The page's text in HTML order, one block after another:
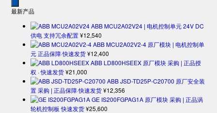
最新产品
ABB MCU2A02V24 | 电机控制单元 24V DC
供电 支持冗余配置¥12,540
ABB MCU2A02V2-4 原厂模块 | 电机控制单
元 正品保障·快速发货¥12,400
ABB LD800HSEEX 原厂模块 采购 | 正品授
权 · 快速发货¥21,000
ABB JSD-TD25P-C20700 原厂安全装
置 采购 | 正品保障·快速发货¥12,356
GE IS200FGPAG1A 原厂模块 采购 | 正品涡
轮机控制板 快速发货¥25,600